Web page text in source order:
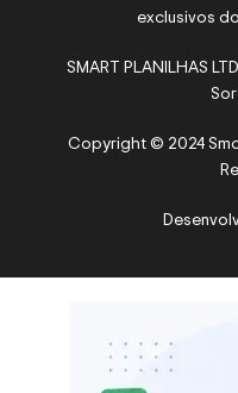
exclusivos
SMART PLANILHAS
Copyright © 2024